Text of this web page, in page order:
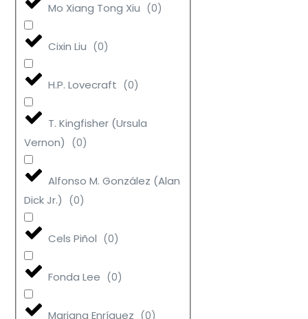
Mo Xiang Tong Xiu (0)
Cixin Liu (0)
H.P. Lovecraft (0)
T. Kingfisher (Ursula
Vernon) (0)
Alfonso M. González (Alan
Dick Jr.) (0)
Cels Piñol (0)
Fonda Lee (0)
Mariana Enríquez (0)